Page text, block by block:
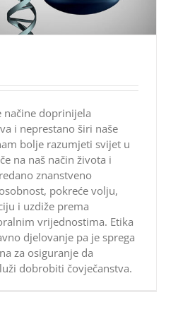
načine doprinijela
i neprestano širi naše
bolje razumjeti svijet u
na naš način života i
znanstveno
pokreće volju,
i uzdiže prema
vrijednostima. Etika
djelovanje pa je sprega
za osiguranje da
dobrobiti čovječanstva.